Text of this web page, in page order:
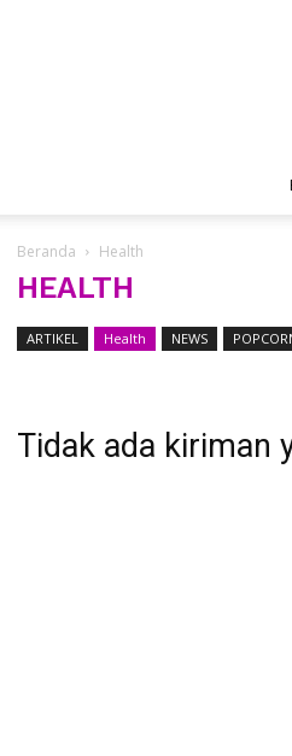
Beranda Health
HEALTH
ARTIKEL Health NEWS
Tidak ada kiriman